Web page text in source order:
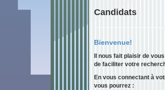
Candidats
Bienvenue!
Il nous fait plaisir de
de faciliter votre
En vous connectant à
vous pourrez :